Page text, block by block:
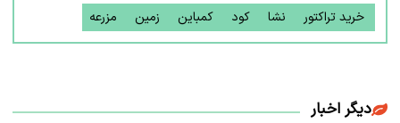
خرید تراکتور نشا کود کمباین زمین مزرعه
دیگر اخبار